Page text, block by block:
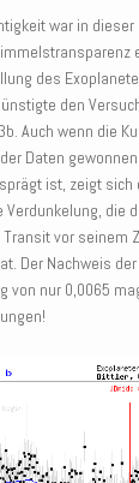
war in dieser
des
den
Auch wenn die
Daten
ist, zeigt sich
die
vor seinem
Der Nachweis
von nur 0,0065